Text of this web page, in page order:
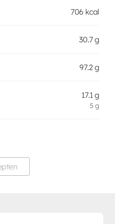
706 kcal
30.7 g
97.2 g
17.1 g
5 g